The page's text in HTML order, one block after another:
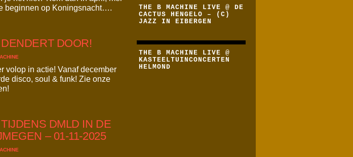
beginnen op Koningsnacht….
DOOR!
volop in actie! Vanaf december
disco, soul & funk! Zie onze
DMLD IN DE
– 01-11-2025
THE B MACHINE LIVE @ DE
CACTUS HENGELO – (C)
JAZZ IN EIBERGEN
THE B MACHINE LIVE @
KASTEELTUINCONCERTEN
HELMOND